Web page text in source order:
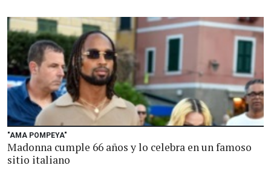
"AMA POMPEYA"
Madonna cumple 66 años y lo celebra en un famoso
sitio italiano